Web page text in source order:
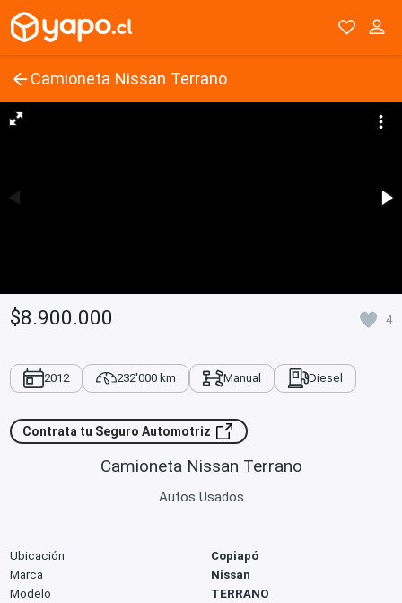
Camioneta Nissan Terrano
$8.900.000 4
2012 232'000 km Manual Diesel
Contrata tu Seguro Automotriz
Camioneta Nissan Terrano
Autos Usados
Ubicación
Copiapó
Marca
Nissan
Modelo
TERRANO